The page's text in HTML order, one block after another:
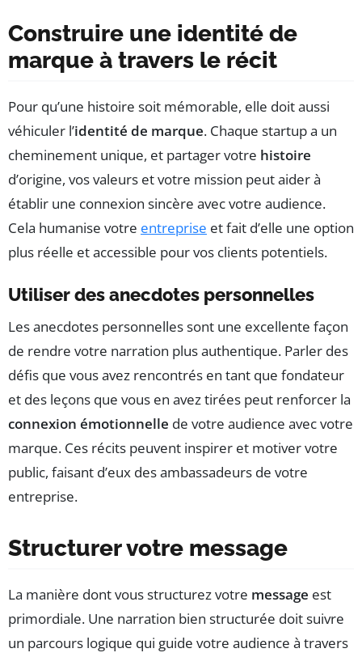
Construire une identité de
marque à travers le récit
Pour qu’une histoire soit mémorable, elle doit aussi
véhiculer l’identité de marque. Chaque startup a un
cheminement unique, et partager votre histoire
d’origine, vos valeurs et votre mission peut aider à
établir une connexion sincère avec votre audience.
Cela humanise votre entreprise et fait d’elle une option
plus réelle et accessible pour vos clients potentiels.
Utiliser des anecdotes personnelles
Les anecdotes personnelles sont une excellente façon
de rendre votre narration plus authentique. Parler des
défis que vous avez rencontrés en tant que fondateur
et des leçons que vous en avez tirées peut renforcer la
connexion émotionnelle de votre audience avec votre
marque. Ces récits peuvent inspirer et motiver votre
public, faisant d’eux des ambassadeurs de votre
entreprise.
Structurer votre message
La manière dont vous structurez votre message est
primordiale. Une narration bien structurée doit suivre
un parcours logique qui guide votre audience à travers